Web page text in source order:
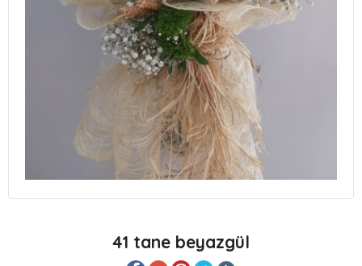
41 tane beyazgül